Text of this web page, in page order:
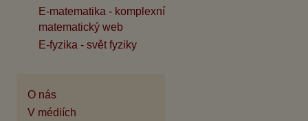
E-matematika - komplexní
matematický web
E-fyzika - svět fyziky
O nás
V médiích